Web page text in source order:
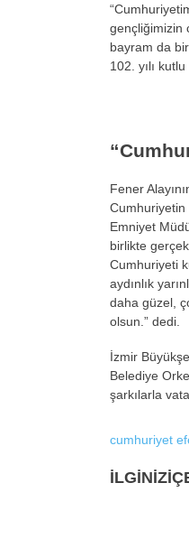
gençliğimizin
bayram da
102. yılı
Fener
Cumhuriyetin
Emniyet
birlikte
Cumhuriyeti
aydınlık
daha güzel,
olsun.” dedi.
İzmir
Belediye
şarkılarla
cumhuriyet
İLGİNİZİ